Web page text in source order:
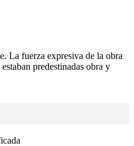
La fuerza expresiva de la obra
predestinadas obra y